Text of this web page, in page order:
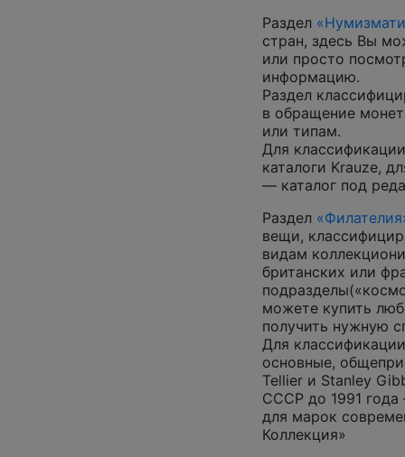
Раздел
стран, здесь Вы
или просто
информацию.
Раздел
в обращение
или типам.
Для
каталоги Krauze,
— каталог под
Раздел
вещи,
видам
британских или
можете купить
получить нужную
Для
основные,
Tellier и Stanley
СССР до 1991
для марок
Коллекция»